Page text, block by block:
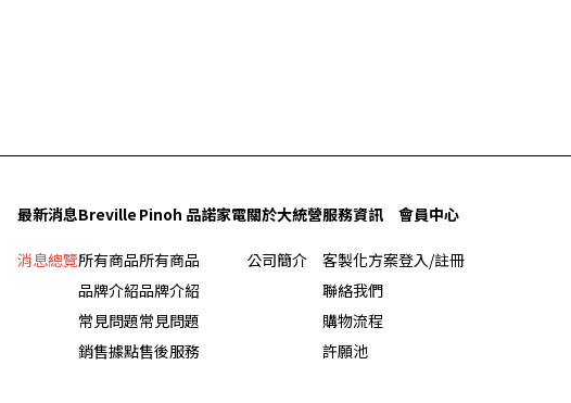
最新消息
消息總覽
Breville
所有商品
品牌介紹
常見問題
銷售據點
Pinoh 品諾家電
所有商品
品牌介紹
常見問題
售後服務
關於大統營
公司簡介
服務資訊
客製化方案
聯絡我們
購物流程
許願池
會員中心
登入/註冊